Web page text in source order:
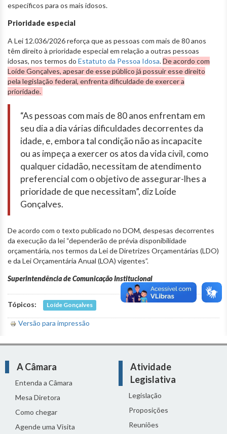
específicos para os mais idosos.
Prioridade especial
A Lei 12.036/2026 reforça que as pessoas com mais de 80 anos
têm direito à prioridade especial em relação a outras pessoas
idosas, nos termos do Estatuto da Pessoa Idosa.De acordo com
Loíde Gonçalves, apesar de esse público já possuir esse direito
pela legislação federal, enfrenta dificuldade de exercer a
prioridade.
“As pessoas com mais de 80 anos enfrentam em
seu dia a dia várias dificuldades decorrentes da
idade, e, embora tal condição não as incapacite
ou as impeça a exercer os atos da vida civil, como
qualquer cidadão, necessitam de atendimento
preferencial com o objetivo de assegurar-lhes a
prioridade de que necessitam”, diz Loíde
Gonçalves.
De acordo com o texto publicado no DOM, despesas decorrentes
da execução da lei “dependerão de prévia disponibilidade
orçamentária, nos termos da Lei de Diretrizes Orçamentárias (LDO)
e da Lei Orçamentária Anual (LOA) vigentes”.
Superintendência de Comunicação Institucional
Tópicos: Loíde Gonçalves
Versão para impressão
A Câmara
Entenda a Câmara
Mesa Diretora
Como chegar
Agende uma Visita
Atividade
Legislativa
Legislação
Proposições
Reuniões